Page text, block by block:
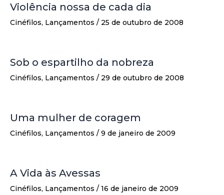
Violência nossa de cada dia
Cinéfilos, Lançamentos / 25 de outubro de 2008
Sob o espartilho da nobreza
Cinéfilos, Lançamentos / 29 de outubro de 2008
Uma mulher de coragem
Cinéfilos, Lançamentos / 9 de janeiro de 2009
A Vida às Avessas
Cinéfilos, Lançamentos / 16 de janeiro de 2009